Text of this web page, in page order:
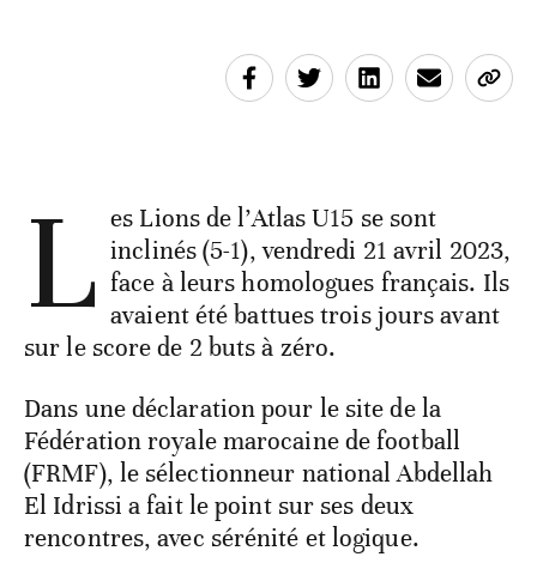
L es Lions de l’Atlas U15 se sont
inclinés (5-1), vendredi 21 avril 2023,
face à leurs homologues français. Ils
avaient été battues trois jours avant
sur le score de 2 buts à zéro.
Dans une déclaration pour le site de la
Fédération royale marocaine de football
(FRMF), le sélectionneur national Abdellah
El Idrissi a fait le point sur ses deux
rencontres, avec sérénité et logique.